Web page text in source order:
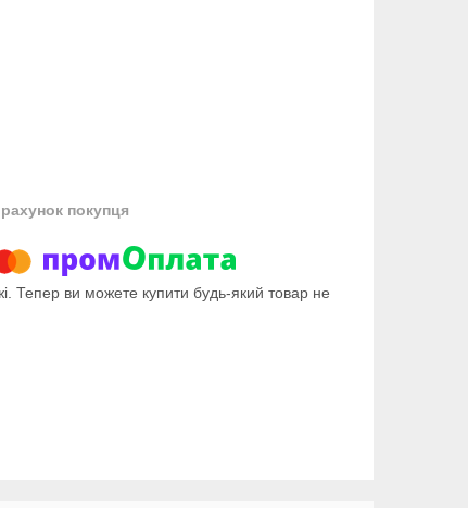
покупця
Тепер ви можете купити будь-який товар не